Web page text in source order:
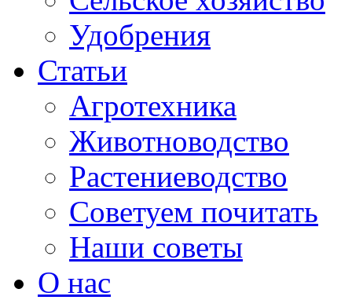
Удобрения
Статьи
Агротехника
Животноводство
Растениеводство
Советуем почитать
Наши советы
О нас